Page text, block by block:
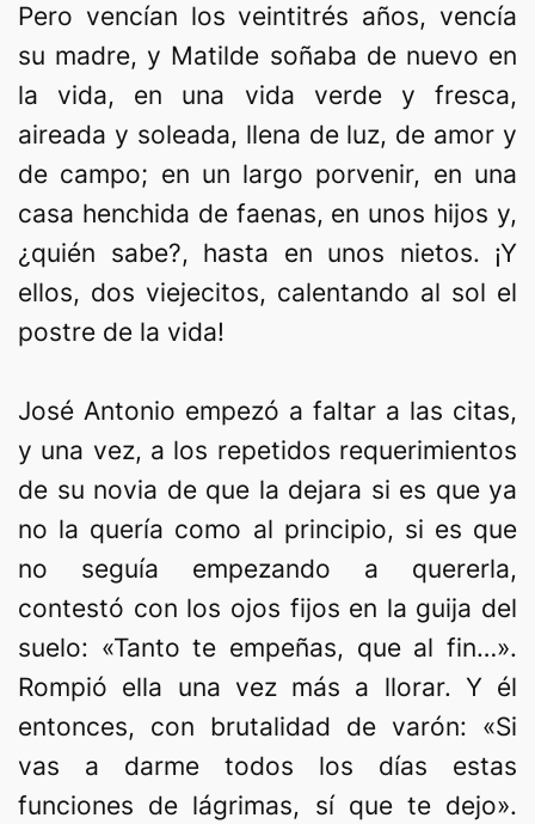
Pero vencían los veintitrés años, vencía
su madre, y Matilde soñaba de nuevo en
la vida, en una vida verde y fresca,
aireada y soleada, llena de luz, de amor y
de campo; en un largo porvenir, en una
casa henchida de faenas, en unos hijos y,
¿quién sabe?, hasta en unos nietos. ¡Y
ellos, dos viejecitos, calentando al sol el
postre de la vida!
José Antonio empezó a faltar a las citas,
y una vez, a los repetidos requerimientos
de su novia de que la dejara si es que ya
no la quería como al principio, si es que
no seguía empezando a quererla,
contestó con los ojos fijos en la guija del
suelo: «Tanto te empeñas, que al fin…».
Rompió ella una vez más a llorar. Y él
entonces, con brutalidad de varón: «Si
vas a darme todos los días estas
funciones de lágrimas, sí que te dejo».